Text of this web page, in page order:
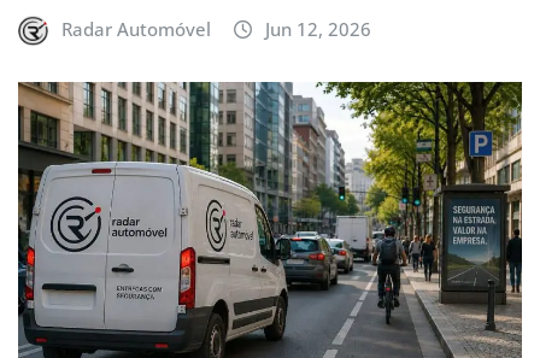
Radar Automóvel Jun 12, 2026